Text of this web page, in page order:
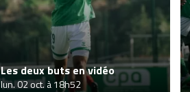
Les deux buts en vidéo
lun. 02 oct. à 18h52